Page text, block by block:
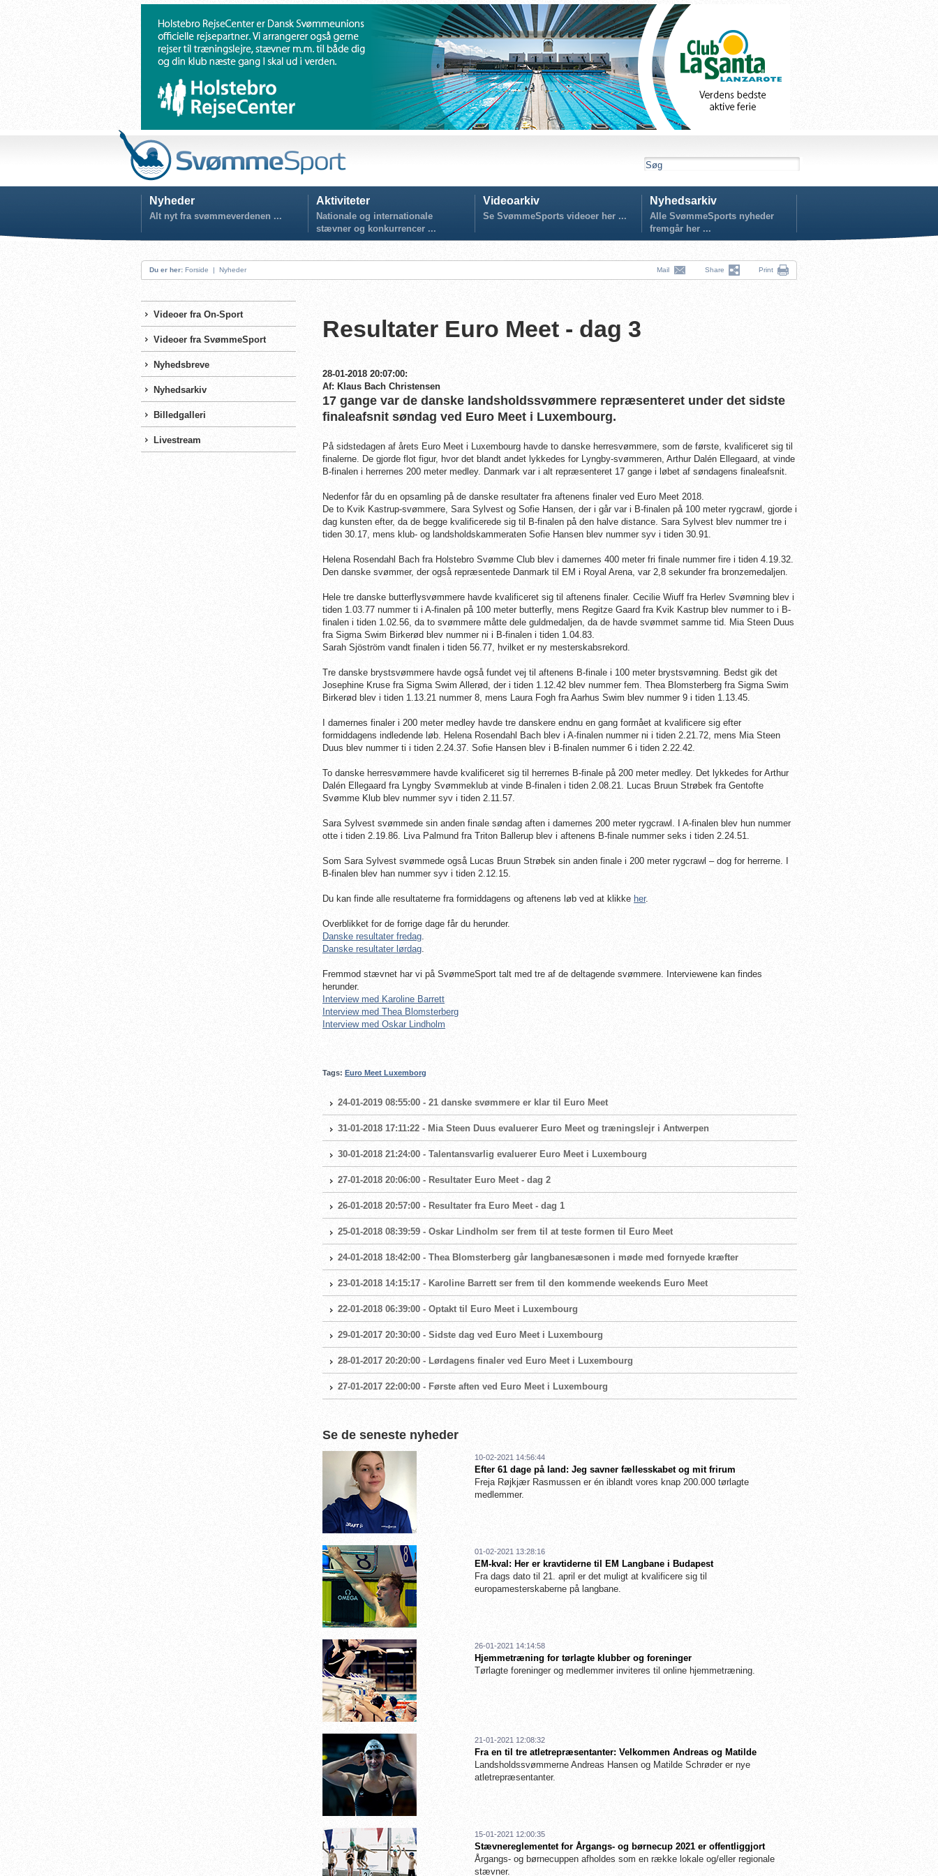
Nyheder
Alt nyt fra svømmeverdenen ...
Aktiviteter
Nationale og internationale
stævner og konkurrencer ...
Videoarkiv
Se SvømmeSports videoer her ...
Nyhedsarkiv
Alle SvømmeSports nyheder
fremgår her ...
Du er her: Forside | Nyheder Mail Share Print
Videoer fra On-Sport
Videoer fra SvømmeSport
Nyhedsbreve
Nyhedsarkiv
Billedgalleri
Livestream
Resultater Euro Meet - dag 3
28-01-2018 20:07:00:
Af: Klaus Bach Christensen
17 gange var de danske landsholdssvømmere repræsenteret under det sidste
finaleafsnit søndag ved Euro Meet i Luxembourg.
På sidstedagen af årets Euro Meet i Luxembourg havde to danske herresvømmere, som de første, kvalificeret sig til
finalerne. De gjorde flot figur, hvor det blandt andet lykkedes for Lyngby-svømmeren, Arthur Dalén Ellegaard, at vinde
B-finalen i herrernes 200 meter medley. Danmark var i alt repræsenteret 17 gange i løbet af søndagens finaleafsnit.
Nedenfor får du en opsamling på de danske resultater fra aftenens finaler ved Euro Meet 2018.
De to Kvik Kastrup-svømmere, Sara Sylvest og Sofie Hansen, der i går var i B-finalen på 100 meter rygcrawl, gjorde i
dag kunsten efter, da de begge kvalificerede sig til B-finalen på den halve distance. Sara Sylvest blev nummer tre i
tiden 30.17, mens klub- og landsholdskammeraten Sofie Hansen blev nummer syv i tiden 30.91.
Helena Rosendahl Bach fra Holstebro Svømme Club blev i damernes 400 meter fri finale nummer fire i tiden 4.19.32.
Den danske svømmer, der også repræsentede Danmark til EM i Royal Arena, var 2,8 sekunder fra bronzemedaljen.
Hele tre danske butterflysvømmere havde kvalificeret sig til aftenens finaler. Cecilie Wiuff fra Herlev Svømning blev i
tiden 1.03.77 nummer ti i A-finalen på 100 meter butterfly, mens Regitze Gaard fra Kvik Kastrup blev nummer to i B-
finalen i tiden 1.02.56, da to svømmere måtte dele guldmedaljen, da de havde svømmet samme tid. Mia Steen Duus
fra Sigma Swim Birkerød blev nummer ni i B-finalen i tiden 1.04.83.
Sarah Sjöström vandt finalen i tiden 56.77, hvilket er ny mesterskabsrekord.
Tre danske brystsvømmere havde også fundet vej til aftenens B-finale i 100 meter brystsvømning. Bedst gik det
Josephine Kruse fra Sigma Swim Allerød, der i tiden 1.12.42 blev nummer fem. Thea Blomsterberg fra Sigma Swim
Birkerød blev i tiden 1.13.21 nummer 8, mens Laura Fogh fra Aarhus Swim blev nummer 9 i tiden 1.13.45.
I damernes finaler i 200 meter medley havde tre danskere endnu en gang formået at kvalificere sig efter
formiddagens indledende løb. Helena Rosendahl Bach blev i A-finalen nummer ni i tiden 2.21.72, mens Mia Steen
Duus blev nummer ti i tiden 2.24.37. Sofie Hansen blev i B-finalen nummer 6 i tiden 2.22.42.
To danske herresvømmere havde kvalificeret sig til herrernes B-finale på 200 meter medley. Det lykkedes for Arthur
Dalén Ellegaard fra Lyngby Svømmeklub at vinde B-finalen i tiden 2.08.21. Lucas Bruun Strøbek fra Gentofte
Svømme Klub blev nummer syv i tiden 2.11.57.
Sara Sylvest svømmede sin anden finale søndag aften i damernes 200 meter rygcrawl. I A-finalen blev hun nummer
otte i tiden 2.19.86. Liva Palmund fra Triton Ballerup blev i aftenens B-finale nummer seks i tiden 2.24.51.
Som Sara Sylvest svømmede også Lucas Bruun Strøbek sin anden finale i 200 meter rygcrawl – dog for herrerne. I
B-finalen blev han nummer syv i tiden 2.12.15.
Du kan finde alle resultaterne fra formiddagens og aftenens løb ved at klikke her.
Overblikket for de forrige dage får du herunder.
Danske resultater fredag.
Danske resultater lørdag.
Fremmod stævnet har vi på SvømmeSport talt med tre af de deltagende svømmere. Interviewene kan findes
herunder.
Interview med Karoline Barrett
Interview med Thea Blomsterberg
Interview med Oskar Lindholm
Tags: Euro Meet Luxemborg
24-01-2019 08:55:00 - 21 danske svømmere er klar til Euro Meet
31-01-2018 17:11:22 - Mia Steen Duus evaluerer Euro Meet og træningslejr i Antwerpen
30-01-2018 21:24:00 - Talentansvarlig evaluerer Euro Meet i Luxembourg
27-01-2018 20:06:00 - Resultater Euro Meet - dag 2
26-01-2018 20:57:00 - Resultater fra Euro Meet - dag 1
25-01-2018 08:39:59 - Oskar Lindholm ser frem til at teste formen til Euro Meet
24-01-2018 18:42:00 - Thea Blomsterberg går langbanesæsonen i møde med fornyede kræfter
23-01-2018 14:15:17 - Karoline Barrett ser frem til den kommende weekends Euro Meet
22-01-2018 06:39:00 - Optakt til Euro Meet i Luxembourg
29-01-2017 20:30:00 - Sidste dag ved Euro Meet i Luxembourg
28-01-2017 20:20:00 - Lørdagens finaler ved Euro Meet i Luxembourg
27-01-2017 22:00:00 - Første aften ved Euro Meet i Luxembourg
Se de seneste nyheder
10-02-2021 14:56:44
Efter 61 dage på land: Jeg savner fællesskabet og mit frirum
Freja Røjkjær Rasmussen er én iblandt vores knap 200.000 tørlagte
medlemmer.
01-02-2021 13:28:16
EM-kval: Her er kravtiderne til EM Langbane i Budapest
Fra dags dato til 21. april er det muligt at kvalificere sig til
europamesterskaberne på langbane.
26-01-2021 14:14:58
Hjemmetræning for tørlagte klubber og foreninger
Tørlagte foreninger og medlemmer inviteres til online hjemmetræning.
21-01-2021 12:08:32
Fra en til tre atletrepræsentanter: Velkommen Andreas og Matilde
Landsholdssvømmerne Andreas Hansen og Matilde Schrøder er nye
atletrepræsentanter.
15-01-2021 12:00:35
Stævnereglementet for Årgangs- og børnecup 2021 er offentliggjort
Årgangs- og børnecuppen afholdes som en række lokale og/eller regionale
stævner.